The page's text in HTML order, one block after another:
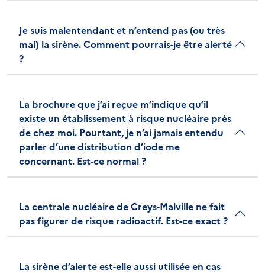
Je suis malentendant et n’entend pas (ou très
mal) la sirène. Comment pourrais-je être alerté
?
La brochure que j’ai reçue m’indique qu’il
existe un établissement à risque nucléaire près
de chez moi. Pourtant, je n’ai jamais entendu
parler d’une distribution d’iode me
concernant. Est-ce normal ?
La centrale nucléaire de Creys-Malville ne fait
pas figurer de risque radioactif. Est-ce exact ?
La sirène d’alerte est-elle aussi utilisée en cas